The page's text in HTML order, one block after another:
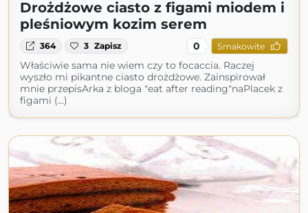
Drożdżowe ciasto z figami miodem i
pleśniowym kozim serem
364 3 Zapisz 0 Smakowite
Właściwie sama nie wiem czy to focaccia. Raczej
wyszło mi pikantne ciasto drożdżowe. Zainspirował
mnie przepisArka z bloga "eat after reading"naPlacek z
figami (...)